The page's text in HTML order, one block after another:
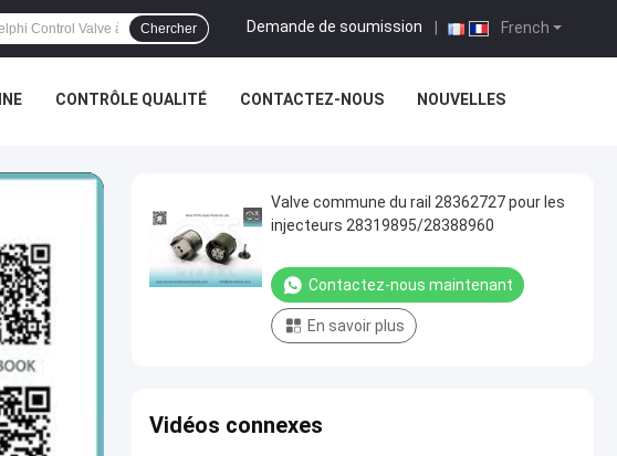
French
Demande de soumission
Chercher
CONTRÔLE QUALITÉ CONTACTEZ-NOUS NOUVELLES
Valve commune du rail 28362727 pour les
injecteurs 28319895/28388960
Contactez-nous maintenant
En savoir plus
Vidéos connexes